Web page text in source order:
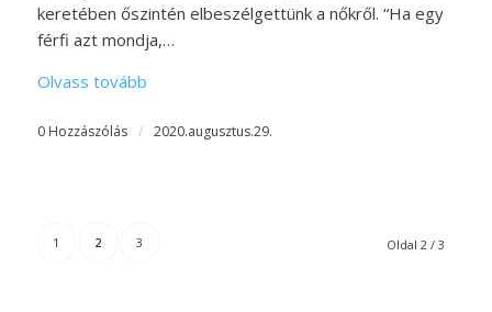
keretében őszintén elbeszélgettünk a nőkről. “Ha egy
férfi azt mondja,…
Olvass tovább
0 Hozzászólás / 2020.augusztus.29.
Oldal 2 / 3
1 2 3